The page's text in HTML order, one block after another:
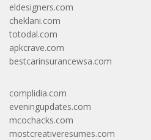
eldesigners.com
cheklani.com
totodal.com
apkcrave.com
bestcarinsurancewsa.com
complidia.com
eveningupdates.com
mcochacks.com
mostcreativeresumes.com